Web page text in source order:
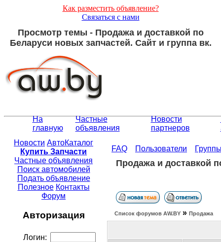
Как разместить объявление?
Связаться с нами
Просмотр темы - Продажа и доставкой по
Беларуси новых запчастей. Сайт и группа вк.
На
главную
Частные
объявления
Новости
партнеров
Новости АвтоКаталог
Купить Запчасти
Частные объявления
Поиск автомобилей
Подать объявление
Полезное Контакты
Форум
Авторизация
Логин:
FAQ Пользователи
Продажа и доставкой
Список форумов АW.BY » Продажа